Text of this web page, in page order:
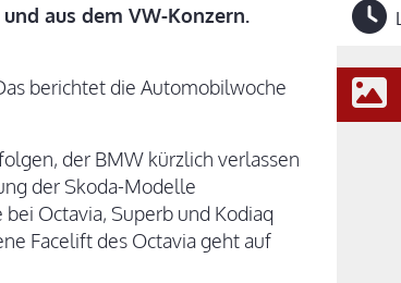
aus dem VW-Konzern.
berichtet die Automobilwoche
der BMW kürzlich verlassen
der Skoda-Modelle
Octavia, Superb und Kodiaq
Facelift des Octavia geht auf